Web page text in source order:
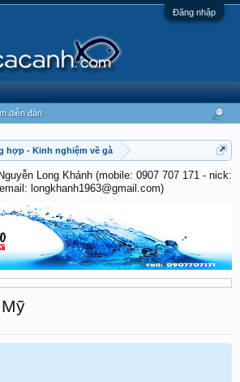
Đăng nhập
hợp - Kinh nghiệm về gà
Long Khánh (mobile: 0907 707 171 - nick:
longkhanh1963@gmail.com)
diễn đàn